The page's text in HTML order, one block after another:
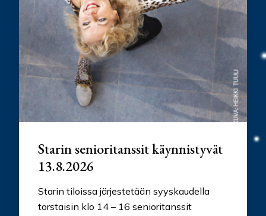
Starin senioritanssit käynnistyvät
13.8.2026
Starin tiloissa järjestetään syyskaudella
torstaisin klo 14 – 16 senioritanssit